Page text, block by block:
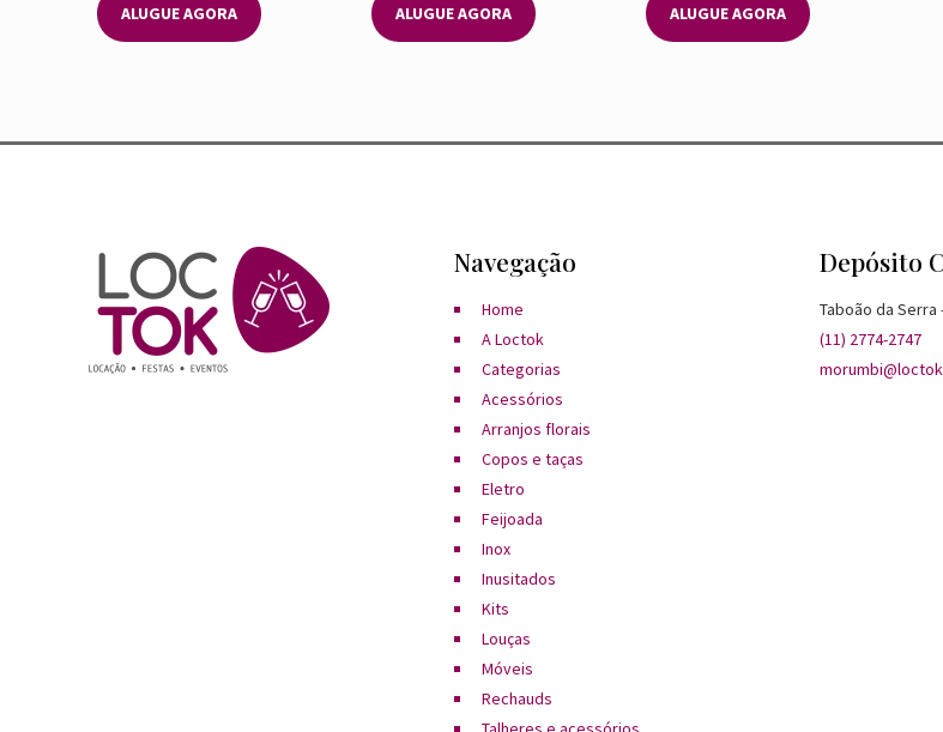
ALUGUE AGORA ALUGUE AGORA ALUGUE AGORA
Navegação
Home
A Loctok
Categorias
Acessórios
Arranjos florais
Copos e taças
Eletro
Feijoada
Inox
Inusitados
Kits
Louças
Móveis
Rechauds
Depósito
Taboão da Serra
(11) 2774-2747